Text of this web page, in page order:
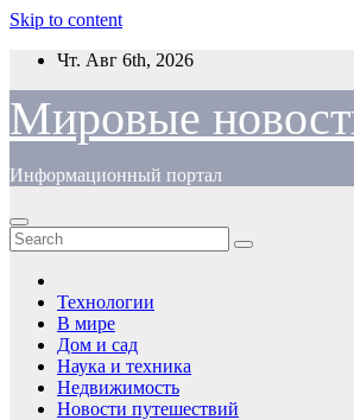
Skip to content
Чт. Авг 6th, 2026
Мировые
Информационный портал
Технологии
В мире
Дом и сад
Наука и техника
Недвижимость
Новости путешествий